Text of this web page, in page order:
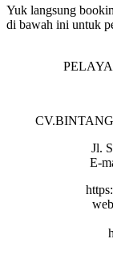
Yuk langsung
di bawah ini untuk
Jl.
E-